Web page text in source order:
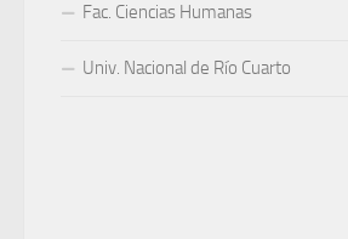
Fac. Ciencias Humanas
Univ. Nacional de Río Cuarto